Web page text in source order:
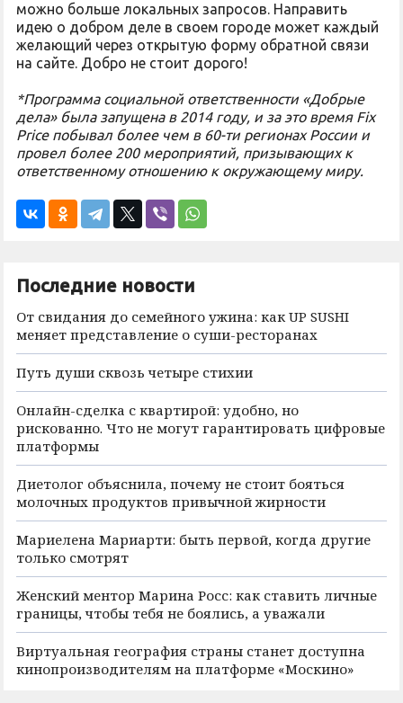
можно больше локальных запросов. Направить
идею о добром деле в своем городе может каждый
желающий через открытую форму обратной связи
на сайте. Добро не стоит дорого!
*Программа социальной ответственности «Добрые
дела» была запущена в 2014 году, и за это время Fix
Price побывал более чем в 60-ти регионах России и
провел более 200 мероприятий, призывающих к
ответственному отношению к окружающему миру.
Последние новости
От свидания до семейного ужина: как UP SUSHI
меняет представление о суши-ресторанах
Путь души сквозь четыре стихии
Онлайн-сделка с квартирой: удобно, но
рискованно. Что не могут гарантировать цифровые
платформы
Диетолог объяснила, почему не стоит бояться
молочных продуктов привычной жирности
Мариелена Мариарти: быть первой, когда другие
только смотрят
Женский ментор Марина Росс: как ставить личные
границы, чтобы тебя не боялись, а уважали
Виртуальная география страны станет доступна
кинопроизводителям на платформе «Москино»